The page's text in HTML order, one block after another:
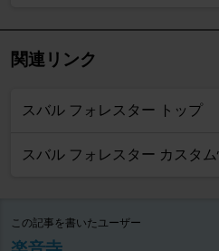
関連リンク
スバル フォレスター トップ
スバル フォレスター カスタム
この記事を書いたユーザー